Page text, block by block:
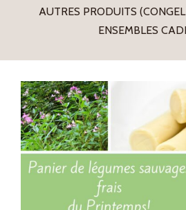
AUTRES PRODUITS
ENSEMBLES